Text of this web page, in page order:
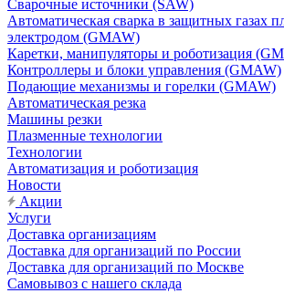
Сварочные источники (SAW)
Автоматическая сварка в защитных газах
электродом (GMAW)
Каретки, манипуляторы и роботизация
Контроллеры и блоки управления (GMAW)
Подающие механизмы и горелки (GMAW)
Автоматическая резка
Машины резки
Плазменные технологии
Технологии
Автоматизация и роботизация
Новости
Акции
Услуги
Доставка организациям
Доставка для организаций по России
Доставка для организаций по Москве
Самовывоз с нашего склада